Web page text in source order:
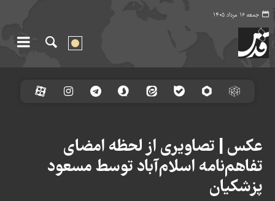
جمعه ۱۶ مرداد ۱۴۰۵
عکس | تصاویری از لحظه امضای
تفاهم‌نامه اسلام‌آباد توسط مسعود
پزشکیان